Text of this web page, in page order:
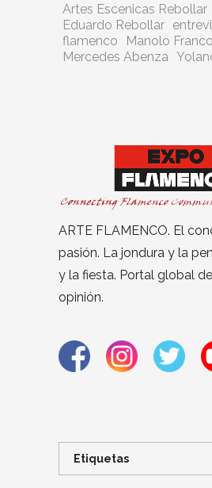
Artes Escenicas Rebollar
Eduardo Rebollar
flamenco
Manolo Franco
Mercedes Abenza
ARTE FLAMENCO. El
pasión. La jondura y la
y la fiesta. Portal global
opinión.
Etiquetas